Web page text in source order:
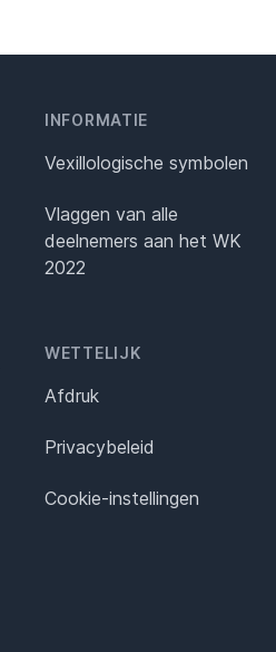
INFORMATIE
Vexillologische symbolen
Vlaggen van alle
deelnemers aan het WK
2022
WETTELIJK
Afdruk
Privacybeleid
Cookie-instellingen